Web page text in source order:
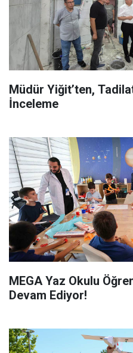
Müdür Yiğit’ten,
İnceleme
MEGA Yaz Okulu
Devam Ediyor!